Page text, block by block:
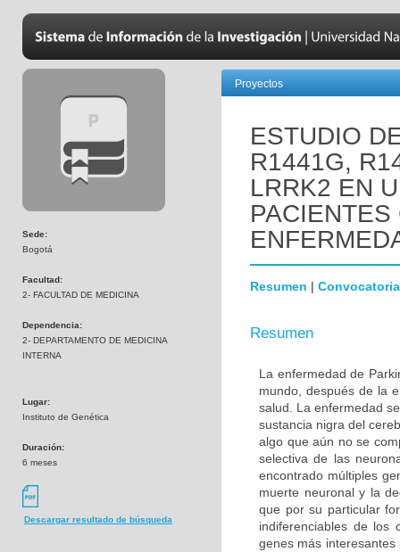
Sede:
Bogotá
Facultad:
2- FACULTAD DE MEDICINA
Dependencia:
2- DEPARTAMENTO DE MEDICINA
INTERNA
Lugar:
Instituto de Genética
Duración:
6 meses
Descargar resultado de búsqueda
Proyectos
ESTUDIO
R1441G,
LRRK2 EN
Resumen | Convocatoria
Resumen
La enfermedad de
mundo, después de la
salud. La enfermedad
sustancia nigra del
algo que aún no se
selectiva de las
encontrado múltiples
muerte neuronal y la
que por su particular
indiferenciables de los
genes más